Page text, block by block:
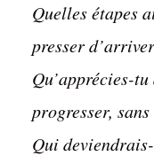
Quelles étapes
presser
Qu’apprécies-
progresser,
Qui